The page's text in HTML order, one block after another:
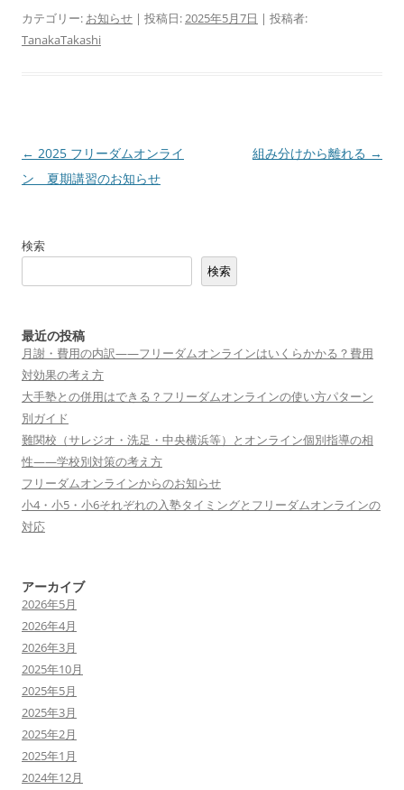
カテゴリー: お知らせ | 投稿日:2025年5月7日 | 投稿者:
TanakaTakashi
投
稿
ゲ
ョ
ン
← 2025 フリーダムオンライ
ン 夏期講習のお知らせ
組み分けから離れる →
検索
検索
最近の投稿
月謝・費用の内訳——フリーダムオンラインはいくらかかる？費用
対効果の考え方
大手塾との併用はできる？フリーダムオンラインの使い方パターン
別ガイド
難関校（サレジオ・洗足・中央横浜等）とオンライン個別指導の相
性——学校別対策の考え方
フリーダムオンラインからのお知らせ
小4・小5・小6それぞれの入塾タイミングとフリーダムオンラインの
対応
アーカイブ
2026年5月
2026年4月
2026年3月
2025年10月
2025年5月
2025年3月
2025年2月
2025年1月
2024年12月